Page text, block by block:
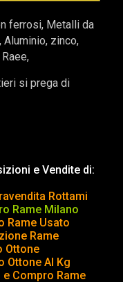
ferrosi, Metalli da
Aluminio, zinco,
si prega di
e Vendite di:
Rottami
Rame Milano
Rame Usato
Rame
Ottone
Ottone Al Kg
e Compro Rame